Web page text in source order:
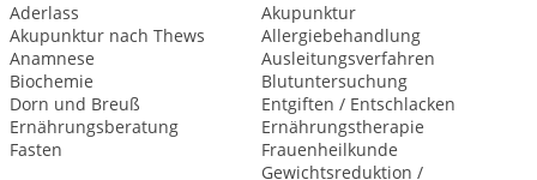
Aderlass
Akupunktur
Akupunktur nach Thews
Allergiebehandlung
Anamnese
Ausleitungsverfahren
Biochemie
Blutuntersuchung
Dorn und Breuß
Entgiften / Entschlacken
Ernährungsberatung
Ernährungstherapie
Fasten
Frauenheilkunde
Gewichtsreduktion /